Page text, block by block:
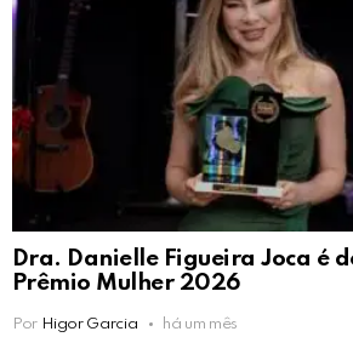
Dra. Danielle Figueira Joca é
Prêmio Mulher 2026
Por Higor Garcia há um mês